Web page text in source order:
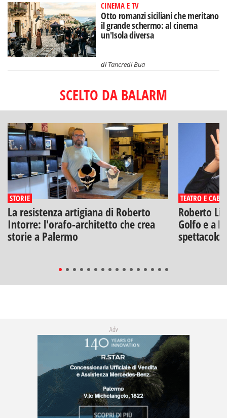
CINEMA E TV
Otto romanzi siciliani che meritano
il grande schermo: al cinema
un'Isola diversa
diTancredi Bua
SCELTO DA BALARM
STORIE
La resistenza artigiana di Roberto
Intorre: l'orafo-architetto che crea
storie a Palermo
TEATRO E
Roberto
Golfo e a
spettacolo"
Adv